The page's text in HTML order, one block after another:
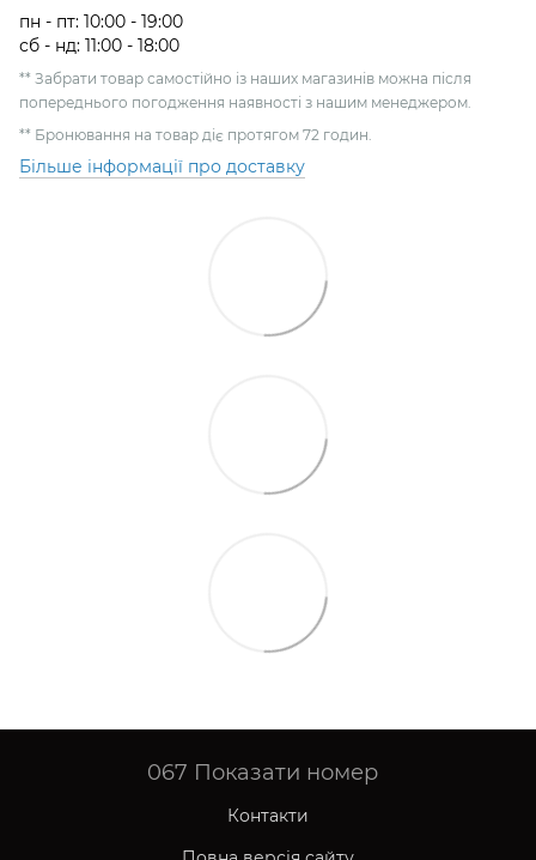
пн - пт: 10:00 - 19:00
сб - нд: 11:00 - 18:00
** Забрати товар самостійно із наших магазинів можна після
попереднього погодження наявності з нашим менеджером.
** Бронювання на товар діє протягом 72 годин.
Більше інформації про доставку
067 Показати номер
Контакти